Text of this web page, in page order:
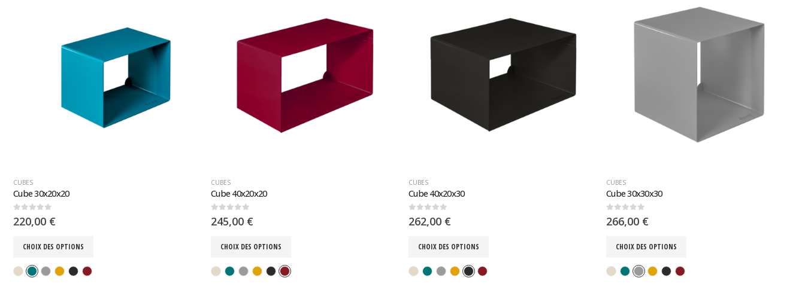
CUBES
Cube 30x20x20
0sur 5
220,00 €
CHOIX DES OPTIONS
CUBES
Cube 40x20x20
0sur 5
245,00 €
CHOIX DES OPTIONS
CUBES
Cube 40x20x30
0sur 5
262,00 €
CHOIX DES OPTIONS
CUBES
Cube 30x30x30
0sur 5
266,00 €
CHOIX DES OPTIONS